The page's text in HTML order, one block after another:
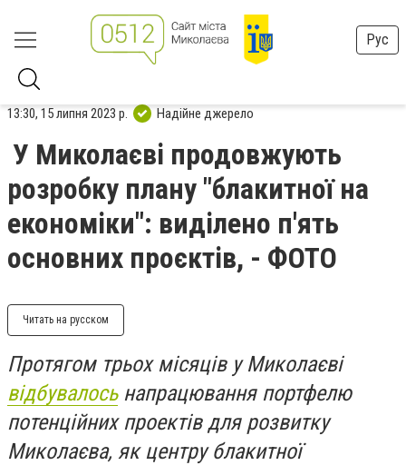
Рус
13:30, 15 липня 2023 р. Надійне джерело
У Миколаєві продовжують
розробку плану "блакитної на
економіки": виділено п'ять
основних проєктів, - ФОТО
Читать на русском
Протягом трьох місяців у Миколаєві
відбувалосьнапрацювання портфелю
потенційних проектів для розвитку
Миколаєва, як центру блакитної